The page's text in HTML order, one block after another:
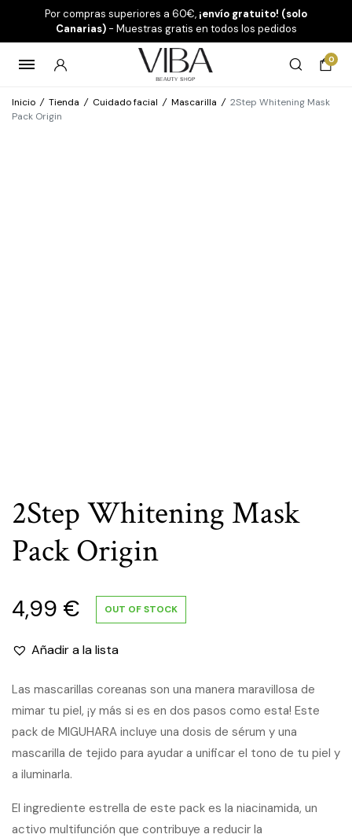
Por compras superiores a 60€, ¡envío gratuito! (solo
Canarias)- Muestras gratis en todos los pedidos
0
Inicio / Tienda / Cuidado facial / Mascarilla / 2Step Whitening Mask
Pack Origin
2Step Whitening Mask
Pack Origin
4,99 € OUT OF STOCK
Añadir a la lista
Las mascarillas coreanas son una manera maravillosa de
mimar tu piel, ¡y más si es en dos pasos como esta! Este
pack de MIGUHARA incluye una dosis de sérum y una
mascarilla de tejido para ayudar a unificar el tono de tu piel y
a iluminarla.
El ingrediente estrella de este pack es la niacinamida, un
activo multifunción que contribuye a reducir la